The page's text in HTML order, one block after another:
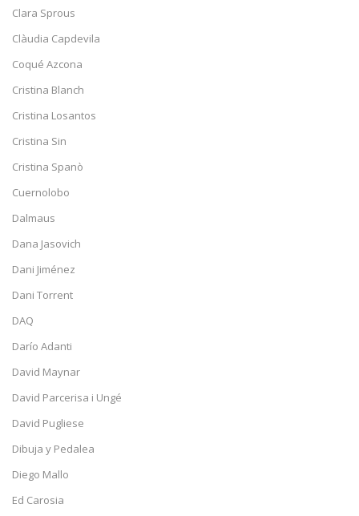
Clara Sprous
Clàudia Capdevila
Coqué Azcona
Cristina Blanch
Cristina Losantos
Cristina Sin
Cristina Spanò
Cuernolobo
Dalmaus
Dana Jasovich
Dani Jiménez
Dani Torrent
DAQ
Darío Adanti
David Maynar
David Parcerisa i Ungé
David Pugliese
Dibuja y Pedalea
Diego Mallo
Ed Carosia